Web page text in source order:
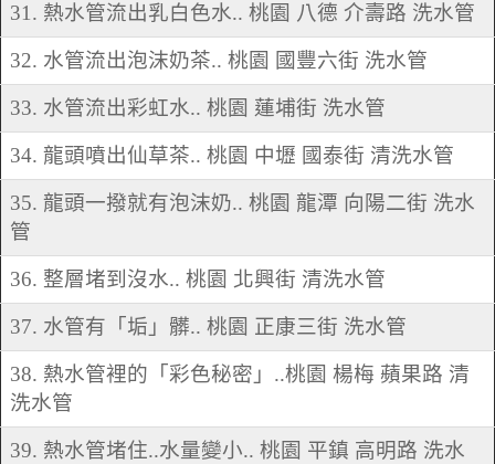
31. 熱水管流出乳白色水.. 桃園 八德 介壽路 洗水管
32. 水管流出泡沫奶茶.. 桃園 國豐六街 洗水管
33. 水管流出彩虹水.. 桃園 蓮埔街 洗水管
34. 龍頭噴出仙草茶.. 桃園 中壢 國泰街 清洗水管
35. 龍頭一撥就有泡沫奶.. 桃園 龍潭 向陽二街 洗水
管
36. 整層堵到沒水.. 桃園 北興街 清洗水管
37. 水管有「垢」髒.. 桃園 正康三街 洗水管
38. 熱水管裡的「彩色秘密」..桃園 楊梅 蘋果路 清
洗水管
39. 熱水管堵住..水量變小.. 桃園 平鎮 高明路 洗水